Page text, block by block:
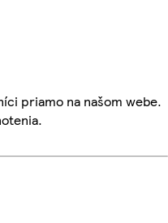
priamo na našom webe.